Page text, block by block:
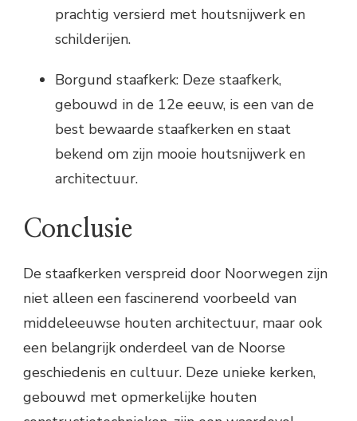
prachtig versierd met houtsnijwerk en
schilderijen.
Borgund staafkerk: Deze staafkerk,
gebouwd in de 12e eeuw, is een van de
best bewaarde staafkerken en staat
bekend om zijn mooie houtsnijwerk en
architectuur.
Conclusie
De staafkerken verspreid door Noorwegen zijn
niet alleen een fascinerend voorbeeld van
middeleeuwse houten architectuur, maar ook
een belangrijk onderdeel van de Noorse
geschiedenis en cultuur. Deze unieke kerken,
gebouwd met opmerkelijke houten